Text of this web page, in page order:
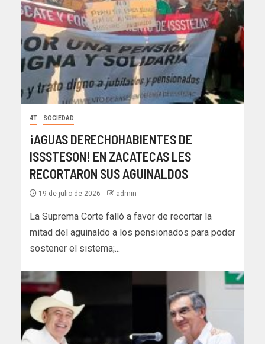
4T SOCIEDAD
¡AGUAS DERECHOHABIENTES DE
ISSSTESON! EN ZACATECAS LES
RECORTARON SUS AGUINALDOS
19 de julio de 2026 admin
La Suprema Corte falló a favor de recortar la
mitad del aguinaldo a los pensionados para poder
sostener el sistema;...